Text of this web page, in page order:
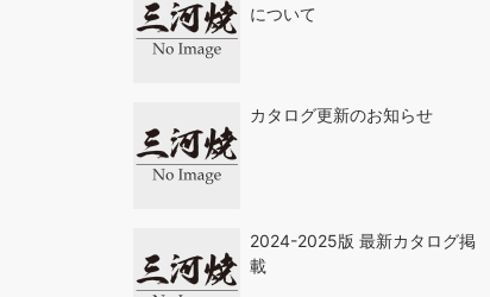
について
カタログ更新のお知らせ
2024-2025版 最新カタログ掲
載